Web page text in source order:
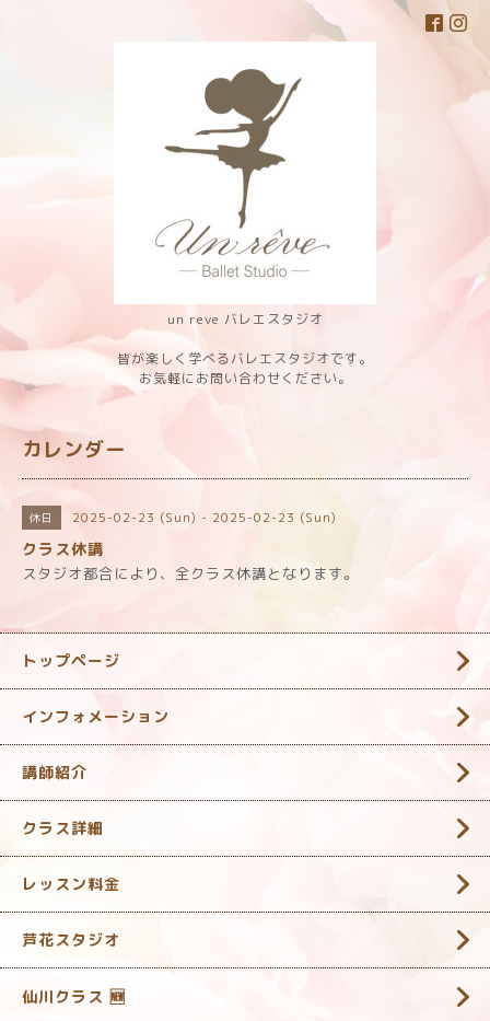
un reve バレエスタジオ
皆が楽しく学べるバレエスタジオです。
お気軽にお問い合わせください。
カレンダー
休日 2025-02-23 (Sun) - 2025-02-23 (Sun)
クラス休講
スタジオ都合により、全クラス休講となります。
トップページ
インフォメーション
講師紹介
クラス詳細
レッスン料金
芦花スタジオ
仙川クラス 🆕